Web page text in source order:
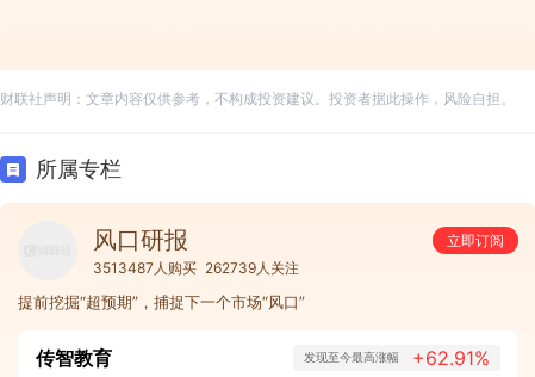
财联社声明：文章内容仅供参考，不构成投资建议。投资者据此操作，风险自担。
所属专栏
风口研报
立即订阅
3513487人购买 262739人关注
提前挖掘“超预期”，捕捉下一个市场“风口”
传智教育 发现至今最高涨幅 +62.91%